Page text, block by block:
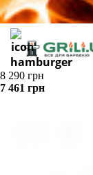
8 290 грн
7 461 грн